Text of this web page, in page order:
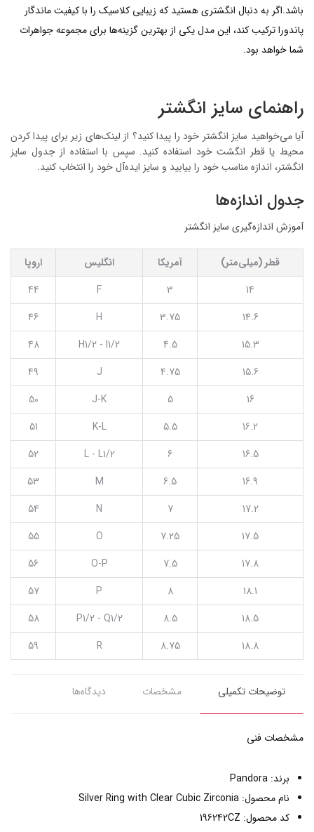
باشد.اگر به دنبال انگشتری هستید که زیبایی کلاسیک را با کیفیت ماندگار
پاندورا ترکیب کند، این مدل یکی از بهترین گزینه‌ها برای مجموعه جواهرات
شما خواهد بود.
راهنمای سایز انگشتر
آیا می‌خواهید سایز انگشتر خود را پیدا کنید؟ از لینک‌های زیر برای پیدا کردن
محیط یا قطر انگشت خود استفاده کنید. سپس با استفاده از جدول سایز
انگشتر، اندازه مناسب خود را بیابید و سایز ایده‌آل خود را انتخاب کنید.
جدول اندازه‌ها
آموزش اندازه‌گیری سایز انگشتر
قطر (میلی‌متر) آمریکا انگلیس
اروپا
14
3
F
44
14.6
3.75
H
46
15.3
4.5
H1/2 - I1/2
48
15.6
4.75
J
49
16
5
J-K
50
16.2
5.5
K-L
51
16.5
6
L - L1/2
52
16.9
6.5
M
53
17.2
7
N
54
17.5
7.25
O
55
17.8
7.5
O-P
56
18.1
8
P
57
18.5
8.5
P1/2 - Q1/2
58
18.8
8.75
R
59
توضیحات تکمیلی مشخصات دیدگاه‌ها
مشخصات فنی
برند: Pandora
نام محصول: Silver Ring with Clear Cubic Zirconia
کد محصول: 196242CZ